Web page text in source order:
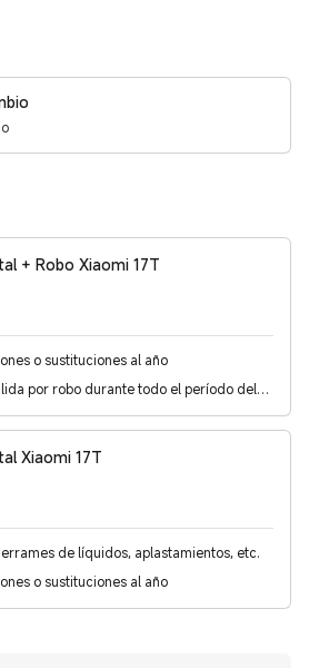
+ Robo Xiaomi 17T
o sustituciones al año
por robo durante todo el período del
Xiaomi 17T
de líquidos, aplastamientos, etc.
o sustituciones al año